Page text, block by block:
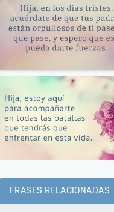
FRASES RELACIONADAS